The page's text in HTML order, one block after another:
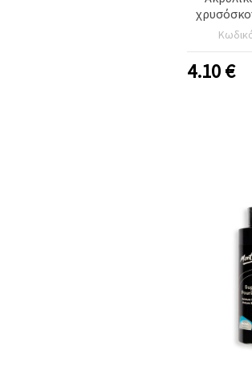
GLITTER
4.10€